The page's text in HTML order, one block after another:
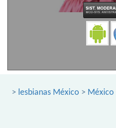
> lesbianas México > México